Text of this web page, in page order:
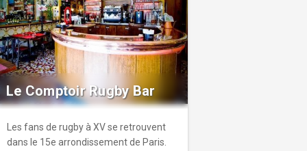
Le Comptoir Rugby Bar
Les fans de rugby à XV se retrouvent
dans le 15e arrondissement de Paris.